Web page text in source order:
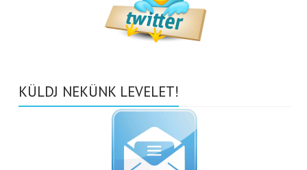
KÜLDJ NEKÜNK LEVELET!